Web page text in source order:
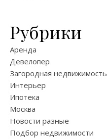
Рубрики
Аренда
Девелопер
Загородная недвижимость
Интерьер
Ипотека
Москва
Новости разные
Подбор недвижимости